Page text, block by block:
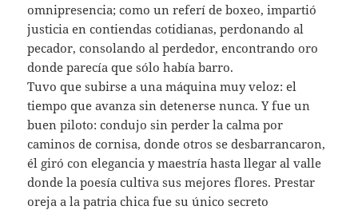
omnipresencia; como un referí de boxeo, impartió
justicia en contiendas cotidianas, perdonando al
pecador, consolando al perdedor, encontrando oro
donde parecía que sólo había barro.
Tuvo que subirse a una máquina muy veloz: el
tiempo que avanza sin detenerse nunca. Y fue un
buen piloto: condujo sin perder la calma por
caminos de cornisa, donde otros se desbarrancaron,
él giró con elegancia y maestría hasta llegar al valle
donde la poesía cultiva sus mejores flores. Prestar
oreja a la patria chica fue su único secreto